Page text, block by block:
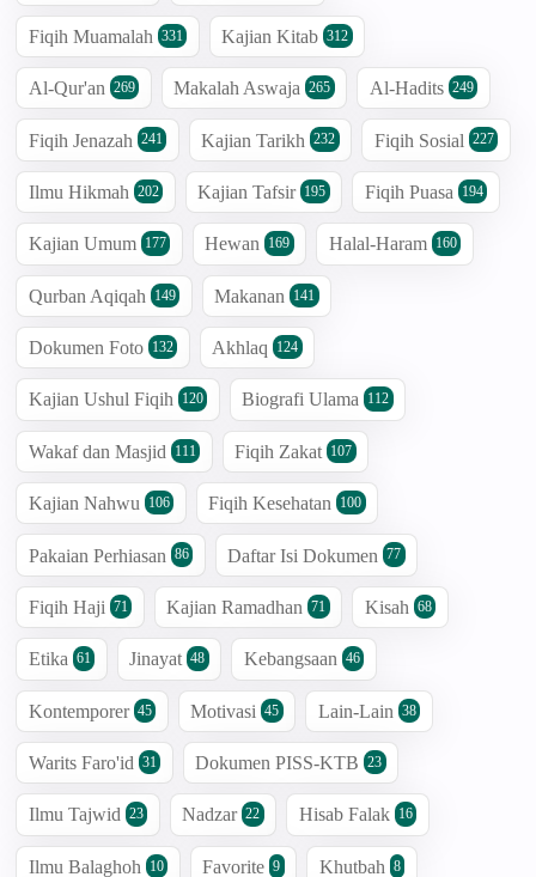
Fiqih Muamalah 331 Kajian Kitab 312
Al-Qur'an 269 Makalah Aswaja 265 Al-Hadits 249
Fiqih Jenazah 241 Kajian Tarikh 232 Fiqih Sosial 227
Ilmu Hikmah 202 Kajian Tafsir 195 Fiqih Puasa 194
Kajian Umum 177 Hewan 169 Halal-Haram 160
Qurban Aqiqah 149 Makanan 141
Dokumen Foto 132 Akhlaq 124
Kajian Ushul Fiqih 120 Biografi Ulama 112
Wakaf dan Masjid 111 Fiqih Zakat 107
Kajian Nahwu 106 Fiqih Kesehatan 100
Pakaian Perhiasan 86 Daftar Isi Dokumen 77
Fiqih Haji 71 Kajian Ramadhan 71 Kisah 68
Etika 61 Jinayat 48 Kebangsaan 46
Kontemporer 45 Motivasi 45 Lain-Lain 38
Warits Faro'id 31 Dokumen PISS-KTB 23
Ilmu Tajwid 23 Nadzar 22 Hisab Falak 16
Ilmu Balaghoh 10 Favorite 9 Khutbah 8